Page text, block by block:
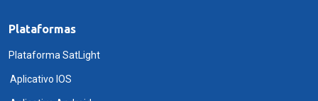
Plataformas
Plataforma SatLight
Aplicativo IOS